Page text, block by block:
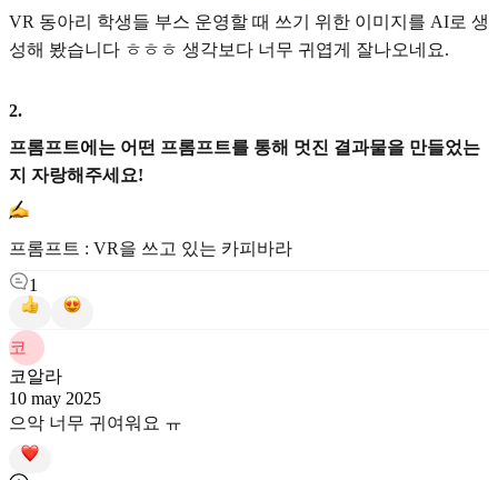
VR 동아리 학생들 부스 운영할 때 쓰기 위한 이미지를 AI로 생
성해 봤습니다 ㅎㅎㅎ 생각보다 너무 귀엽게 잘나오네요.
2.
프롬프트에는 어떤 프롬프트를 통해 멋진 결과물을 만들었는
지 자랑해주세요!
프롬프트 : VR을 쓰고 있는 카피바라
1
코
코알라
10 may 2025
으악 너무 귀여워요 ㅠ